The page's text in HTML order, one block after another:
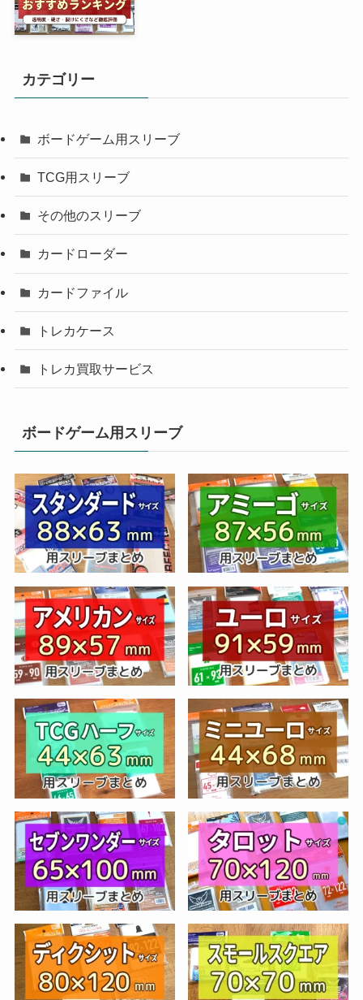
カテゴリー
ボードゲーム用スリーブ
TCG用スリーブ
その他のスリーブ
カードローダー
カードファイル
トレカケース
トレカ買取サービス
ボードゲーム用スリーブ